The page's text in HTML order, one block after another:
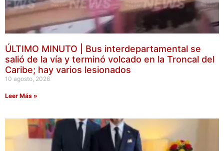
ÚLTIMO MINUTO | Bus interdepartamental se
salió de la vía y terminó volcado en la Troncal del
Caribe; hay varios lesionados
10 agosto, 2026
Leer Más »